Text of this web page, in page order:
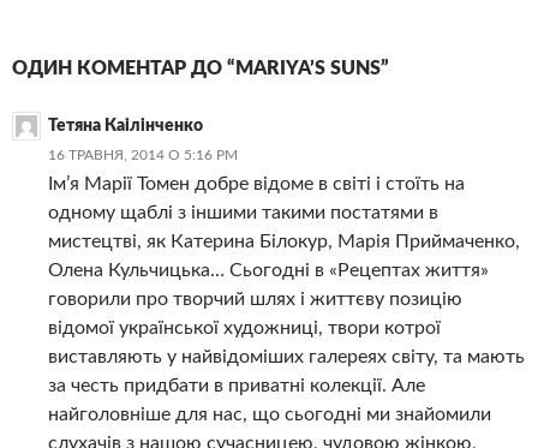
ОДИН КОМЕНТАР ДО “MARIYA’S SUNS”
Тетяна Каілінченко
16 ТРАВНЯ, 2014 О 5:16 PM
Ім’я Марії Томен добре відоме в світі і стоїть на
одному щаблі з іншими такими постатями в
мистецтві, як Катерина Білокур, Марія Приймаченко,
Олена Кульчицька… Сьогодні в «Рецептах життя»
говорили про творчий шлях і життєву позицію
відомої української художниці, твори котрої
виставляють у найвідоміших галереях світу, та мають
за честь придбати в приватні колекції. Але
найголовніше для нас, що сьогодні ми знайомили
слухачів з нашою сучасницею, чудовою жінкою,